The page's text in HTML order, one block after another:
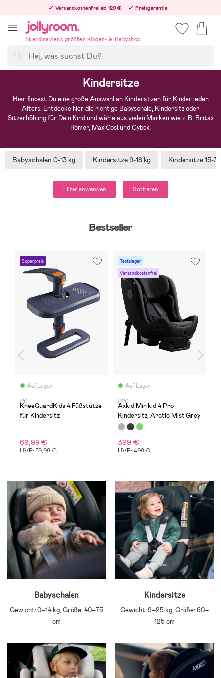
innehållet
Versandkostenfrei ab 120 €
Preisgarantie
Bestellungen, die nach 12:00 Uhr eingehen, werden am nächsten Werktag versandt!
Skandinaviens größter Kinder- & Babyshop
Kindersitze
Hier findest Du eine große Auswahl an Kindersitzen für Kinder jeden
Alters. Entdecke hier die richtige Babyschale, Kindersitz oder
Sitzerhöhung für Dein Kind und wähle aus vielen Marken wie z. B. Britax
Römer, MaxiCosi und Cybex.
Babyschalen 0-13 kg Kindersitze 9-18 kg Kindersitze 15-
Filter anwenden Sortieren
Bestseller
Superpreis
Auf Lager
(4)
KneeGuardKids 4 Füßstütze
für Kindersitz
69,99 €
UVP: 79,99 €
Testsieger
Versandkostenfrei
Auf Lager
(24)
Axkid Minikid 4 Pro
Kindersitz, Arctic Mist Grey
399 €
UVP: 499 €
Babyschalen
Gewicht: 0–14 kg, Größe: 40–75
cm
Kindersitze
Gewicht: 9–25 kg, Größe: 60–
125 cm